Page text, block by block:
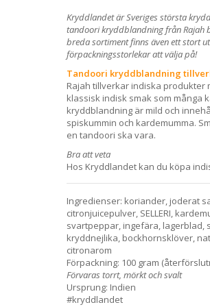
Kryddlandet är Sveriges största
tandoori kryddblandning från Rajah
breda sortiment finns även ett stort
förpackningsstorlekar att välja på!
Tandoori kryddblandning
Rajah tillverkar indiska produkter
klassisk indisk smak som många
kryddblandning är mild och
spiskummin och kardemumma.
en tandoori ska vara.
Bra att veta
Hos Kryddlandet kan du köpa
Ingredienser: koriander, joderat
citronjuicepulver, SELLERI,
svartpeppar, ingefära, lagerblad,
kryddnejlika, bockhornsklöver,
citronarom
Förpackning: 100 gram
Förvaras torrt, mörkt och svalt
Ursprung: Indien
#kryddlandet